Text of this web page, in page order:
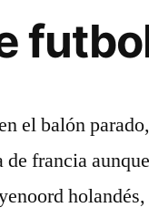
el balón
francia